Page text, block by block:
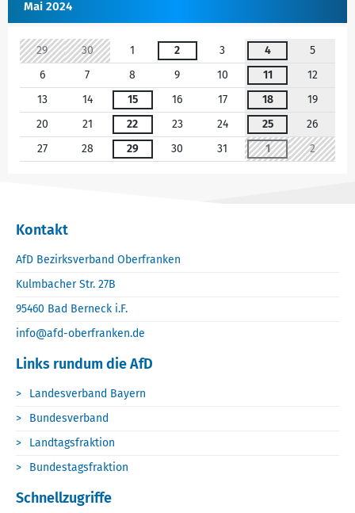
Mai 2024
29 30 1 2 3 4
5
6
7 8 9 10 11
12
13
14 15 16 17 18
19
20
21 22 23 24 25
26
27
28 29 30 31 1 2
Kontakt
AfD Bezirksverband Oberfranken
Kulmbacher Str. 27B
95460 Bad Berneck i.F.
info@afd-oberfranken.de
Links rundum die AfD
Landesverband Bayern
Bundesverband
Landtagsfraktion
Bundestagsfraktion
Schnellzugriffe